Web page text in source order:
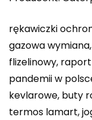
rękawiczki
gazowa
flizelinowy,
pandemii w
kevlarowe, buty
termos lamart,